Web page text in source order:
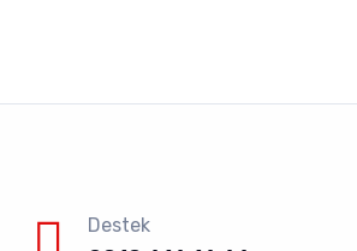
Destek